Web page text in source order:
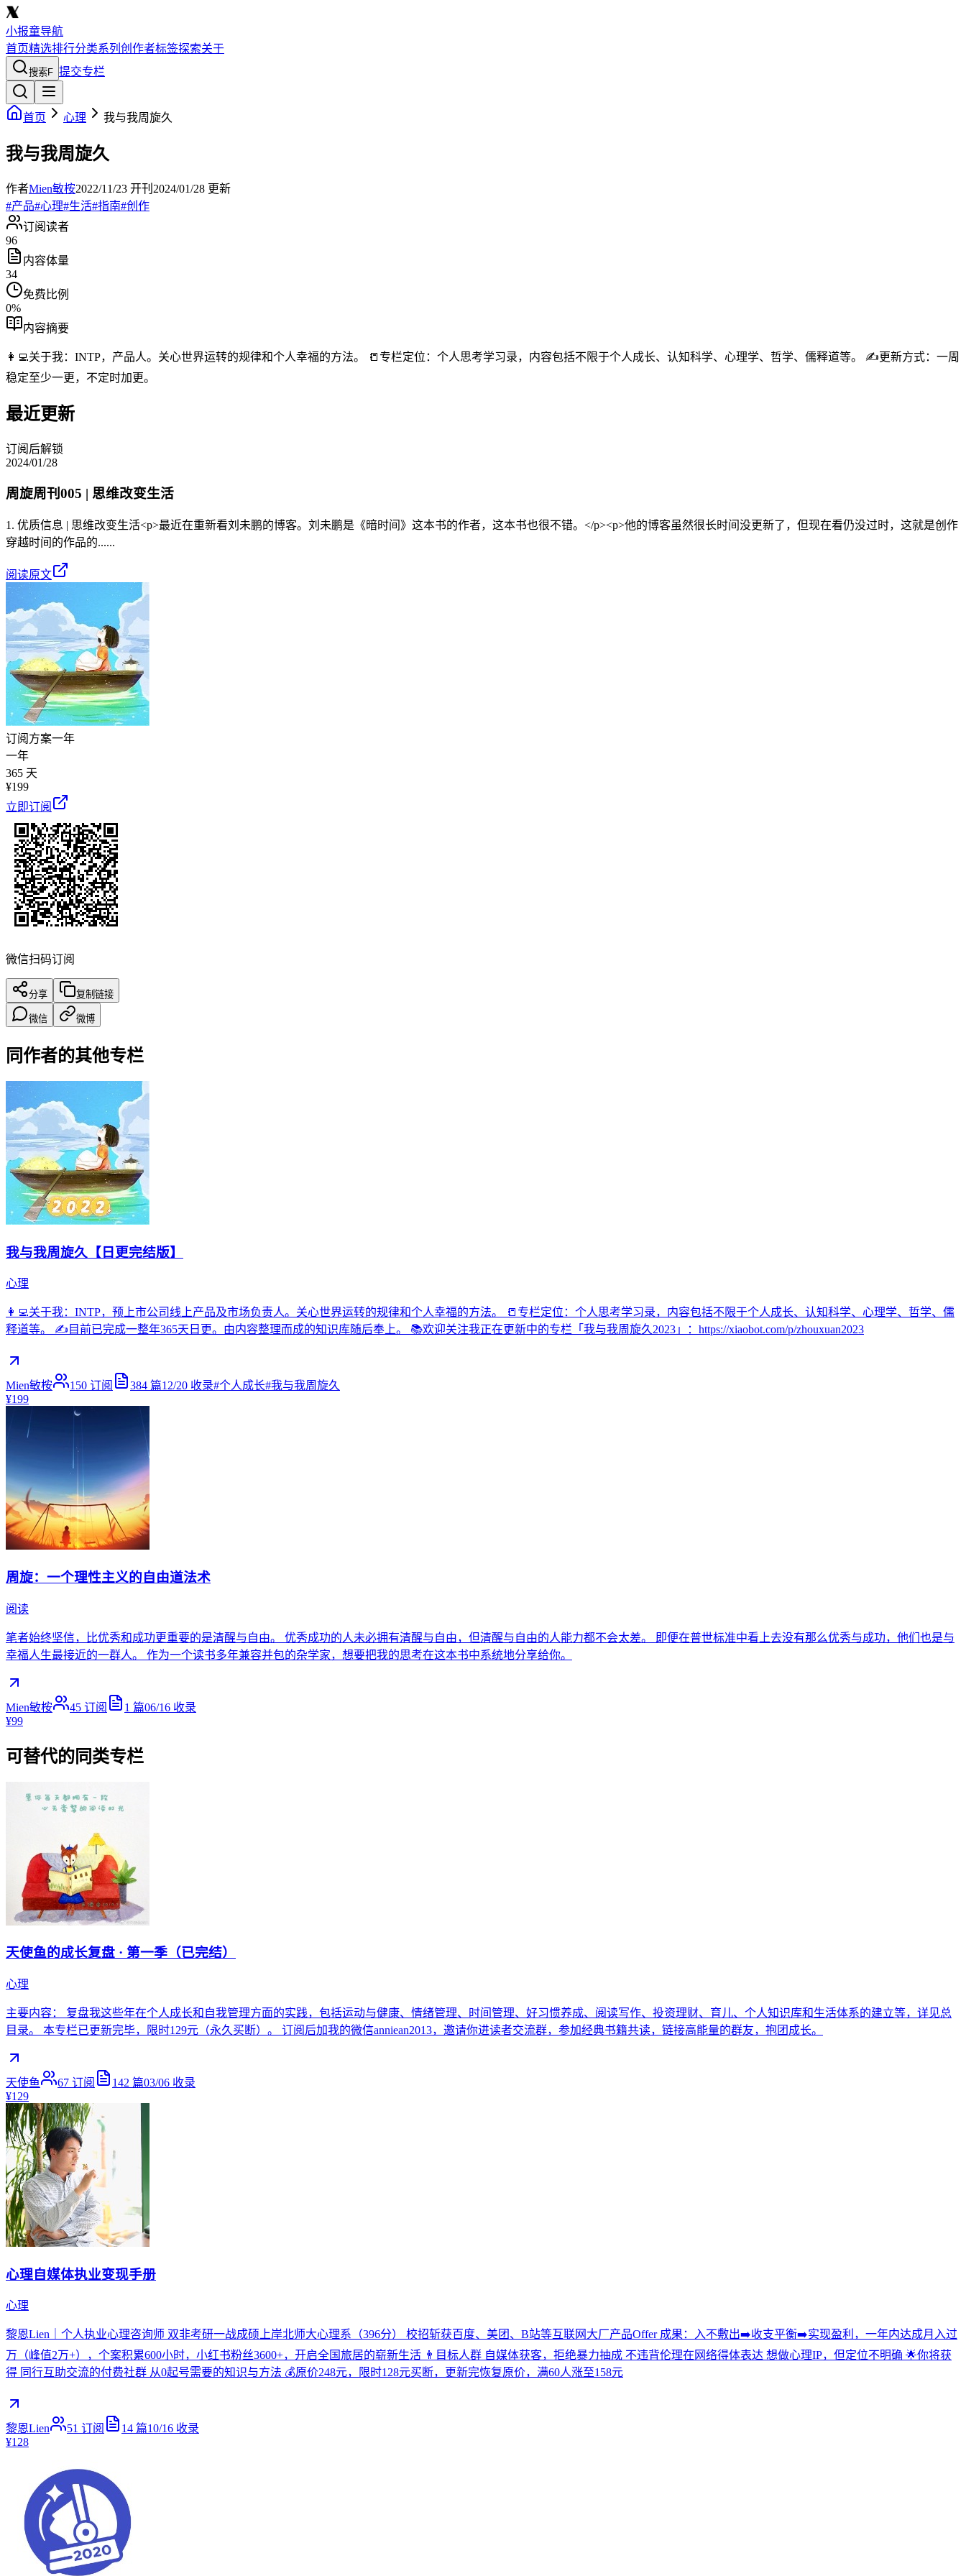
小报童导航
首页精选排行分类系列 创作者标签探索关于
搜索F 提交专栏
首页 心理 我与我周旋久
我与我周旋久
作者Mien敏桉2022/11/23 开刊 2024/01/28 更新
#产品#心理#生活#指南#创作
订阅读者
96
内容体量
34
免费比例
0%
内容摘要
👩‍💻关于我：INTP，产品人。关心世界运转的规律和个人幸福的方法。 📒专栏定位：个人思考学习录，内容包括不限于个人成长、认知科学、心理学、哲学、儒释道等。 ✍️更新方式：一周
稳定至少一更，不定时加更。
最近更新
订阅后解锁
2024/01/28
周旋周刊005 | 思维改变生活
1. 优质信息 | 思维改变生活<p>最近在重新看刘未鹏的博客。刘未鹏是《暗时间》这本书的作者，这本书也很不错。</p><p>他的博客虽然很长时间没更新了，但现在看仍没过时，这就是创作
穿越时间的作品的......
阅读原文
订阅方案一年
一年
365 天
¥199
立即订阅
微信扫码订阅
分享 复制链接
微信 微博
同作者的其他专栏
我与我周旋久【日更完结版】
心理
👩‍💻关于我：INTP，预上市公司线上产品及市场负责人。关心世界运转的规律和个人幸福的方法。 📒专栏定位：个人思考学习录，内容包括不限于个人成长、认知科学、心理学、哲学、儒
释道等。 ✍️目前已完成一整年365天日更。由内容整理而成的知识库随后奉上。 📚欢迎关注我正在更新中的专栏「我与我周旋久2023」：https://xiaobot.com/p/zhouxuan2023
Mien敏桉 150 订阅 384 篇12/20 收录#个人成长#我与我周旋久
¥199
周旋：一个理性主义的自由道法术
阅读
笔者始终坚信，比优秀和成功更重要的是清醒与自由。 优秀成功的人未必拥有清醒与自由，但清醒与自由的人能力都不会太差。 即便在普世标准中看上去没有那么优秀与成功，他们也是与
幸福人生最接近的一群人。 作为一个读书多年兼容并包的杂学家，想要把我的思考在这本书中系统地分享给你。
Mien敏桉 45 订阅 1 篇06/16 收录
¥99
可替代的同类专栏
天使鱼的成长复盘 · 第一季（已完结）
心理
主要内容： 复盘我这些年在个人成长和自我管理方面的实践，包括运动与健康、情绪管理、时间管理、好习惯养成、阅读写作、投资理财、育儿、个人知识库和生活体系的建立等，详见总
目录。 本专栏已更新完毕，限时129元（永久买断）。 订阅后加我的微信anniean2013，邀请你进读者交流群，参加经典书籍共读，链接高能量的群友，抱团成长。
天使鱼 67 订阅 142 篇03/06 收录
¥129
心理自媒体执业变现手册
心理
黎恩Lien｜个人执业心理咨询师 双非考研一战成硕上岸北师大心理系（396分） 校招斩获百度、美团、B站等互联网大厂产品Offer 成果：入不敷出➡️收支平衡➡️实现盈利，一年内达成月入过
万（峰值2万+），个案积累600小时，小红书粉丝3600+，开启全国旅居的崭新生活 👨目标人群 自媒体获客，拒绝暴力抽成 不违背伦理在网络得体表达 想做心理IP，但定位不明确 🌟你将获
得 同行互助交流的付费社群 从0起号需要的知识与方法 💰原价248元，限时128元买断，更新完恢复原价，满60人涨至158元
黎恩Lien 51 订阅 14 篇10/16 收录
¥128